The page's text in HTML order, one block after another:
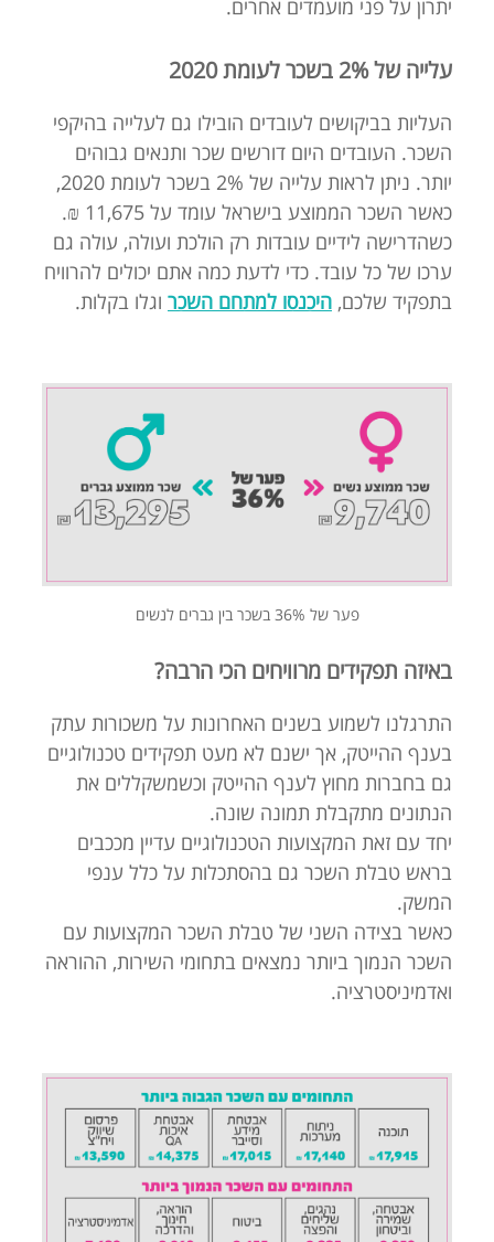
יתרון על פני מועמדים אחרים.
עלייה של 2% בשכר לעומת 2020
העליות בביקושים לעובדים הובילו גם לעלייה בהיקפי
השכר. העובדים היום דורשים שכר ותנאים גבוהים
יותר. ניתן לראות עלייה של 2% בשכר לעומת 2020,
כאשר השכר הממוצע בישראל עומד על 11,675 ₪.
כשהדרישה לידיים עובדות רק הולכת ועולה, עולה גם
ערכו של כל עובד. כדי לדעת כמה אתם יכולים להרוויח
בתפקיד שלכם, היכנסו למתחם השכר וגלו בקלות.
פער של 36% בשכר בין גברים לנשים
באיזה תפקידים מרוויחים הכי הרבה?
התרגלנו לשמוע בשנים האחרונות על משכורות עתק
בענף ההייטק, אך ישנם לא מעט תפקידים טכנולוגיים
גם בחברות מחוץ לענף ההייטק וכשמשקללים את
הנתונים מתקבלת תמונה שונה.
יחד עם זאת המקצועות הטכנולוגיים עדיין מככבים
בראש טבלת השכר גם בהסתכלות על כלל ענפי
המשק.
כאשר בצידה השני של טבלת השכר המקצועות עם
השכר הנמוך ביותר נמצאים בתחומי השירות, ההוראה
ואדמיניסטרציה.